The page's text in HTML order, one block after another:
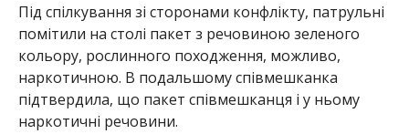
Під спілкування зі сторонами конфлікту, патрульні
помітили на столі пакет з речовиною зеленого
кольору, рослинного походження, можливо,
наркотичною. В подальшому співмешканка
підтвердила, що пакет співмешканця і у ньому
наркотичні речовини.